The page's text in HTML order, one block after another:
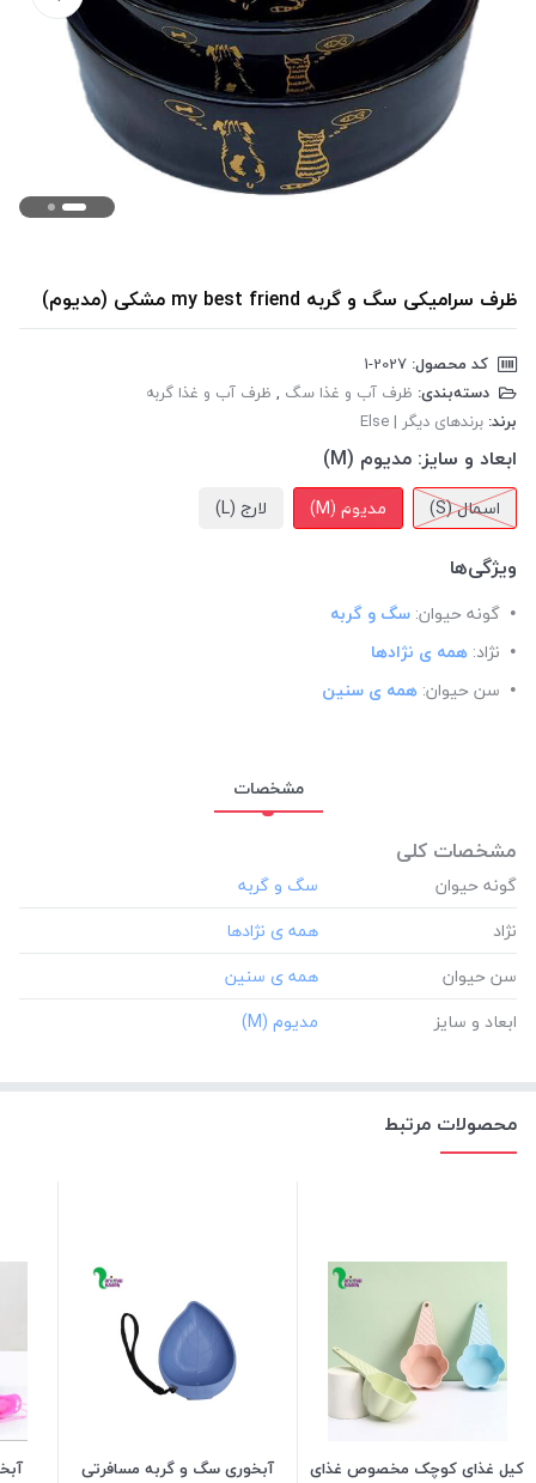
ظرف سرامیکی سگ و گربه my best friend مشکی (مدیوم)
کد محصول:
دسته‌بندی: ظرف آب و غذا سگ , ظرف آب و غذا گربه
برند: برندهای دیگر | Else
ابعاد و سایز: مدیوم (M)
اسمال (S) مدیوم (M) لارج (L)
ویژگی‌ها
گونه حیوان: سگ و گربه
نژاد: همه ی نژادها
سن حیوان: همه ی سنین
مشخصات
مشخصات کلی
گونه حیوان
نژاد
سن حیوان
ابعاد و سایز
محصولات مرتبط
کیل غذای کوچک مخصوص غذای
آبخوری سگ و گربه مسافرتی